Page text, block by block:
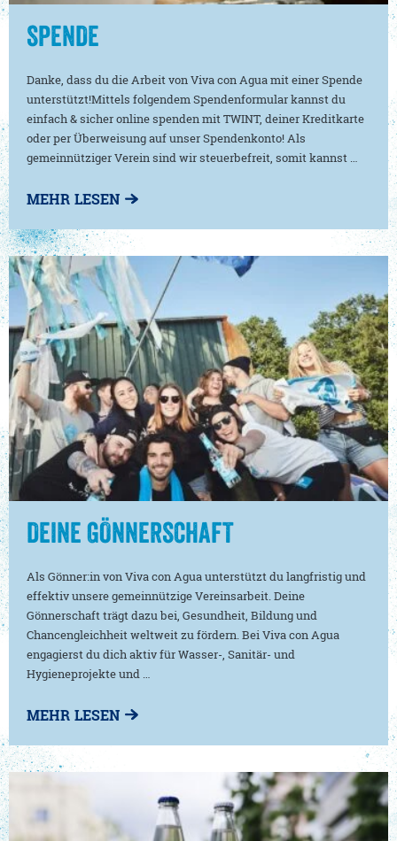
SPENDE
Danke, dass du die Arbeit von Viva con Agua mit einer Spende
unterstützt!Mittels folgendem Spendenformular kannst du
einfach & sicher online spenden mit TWINT, deiner Kreditkarte
oder per Überweisung auf unser Spendenkonto! Als
gemeinnütziger Verein sind wir steuerbefreit, somit kannst …
MEHR LESEN
DEINE GÖNNERSCHAFT
Als Gönner:in von Viva con Agua unterstützt du langfristig und
effektiv unsere gemeinnützige Vereinsarbeit. Deine
Gönnerschaft trägt dazu bei, Gesundheit, Bildung und
Chancengleichheit weltweit zu fördern. Bei Viva con Agua
engagierst du dich aktiv für Wasser-, Sanitär- und
Hygieneprojekte und …
MEHR LESEN